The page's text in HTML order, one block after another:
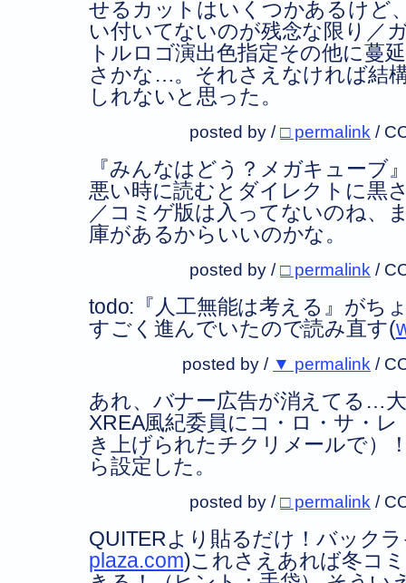
せるカットはいくつかあるけど
い付いてないのが残念な限り／
トルロゴ演出色指定その他に蔓
さかな…。それさえなければ結
しれないと思った。
posted by /□ permalink /
『みんなはどう？メガキューブ
悪い時に読むとダイレクトに黒
／コミゲ版は入ってないのね、
庫があるからいいのかな。
posted by /□ permalink /
todo:『人工無能は考える』がち
すごく進んでいたので読み直す(
posted by / ▼ permalink /
あれ、バナー広告が消えてる…
XREA風紀委員にコ・ロ・サ・
き上げられたチクリメールで）
ら設定した。
posted by /□ permalink /
QUITERより貼るだけ！バック
plaza.com)これさえあれば冬コ